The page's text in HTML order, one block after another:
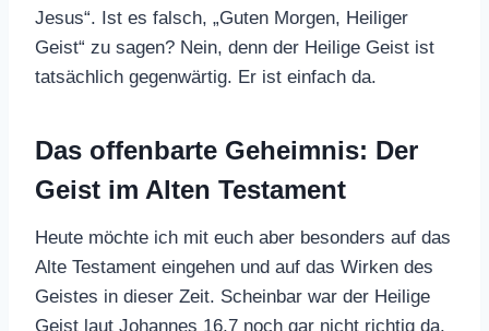
Jesus“. Ist es falsch, „Guten Morgen, Heiliger
Geist“ zu sagen? Nein, denn der Heilige Geist ist
tatsächlich gegenwärtig. Er ist einfach da.
Das offenbarte Geheimnis: Der
Geist im Alten Testament
Heute möchte ich mit euch aber besonders auf das
Alte Testament eingehen und auf das Wirken des
Geistes in dieser Zeit. Scheinbar war der Heilige
Geist laut Johannes 16,7 noch gar nicht richtig da,